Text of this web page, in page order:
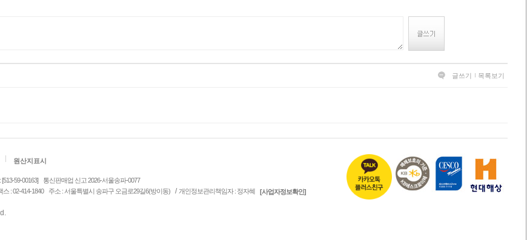
글쓰기 목록보기
원산지표시
59-00163]
통신판매업 신고 2026-서울송파-0077
스 : 02-414-1840 주소 : 서울특별시 송파구 오금로29길6(방이동) / 개인정보관리책임자 : 정자혜 [사업자정보확인]